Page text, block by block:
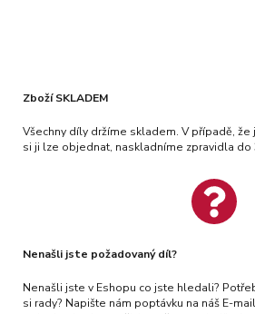
Zboží SKLADEM
Všechny díly držíme skladem. V případě,
si ji lze objednat, naskladníme zpravidla do
Nenašli jste požadovaný díl?
Nenašli jste v Eshopu co jste hledali?
si rady? Napište nám poptávku na náš E-